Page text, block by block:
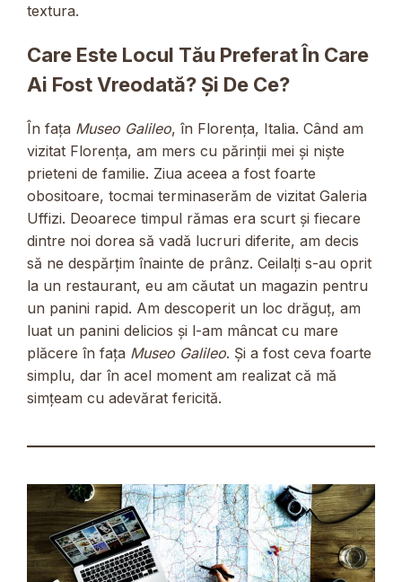
textura.
Care Este Locul Tău Preferat În Care
Ai Fost Vreodată? Și De Ce?
În fața Museo Galileo, în Florența, Italia. Când am
vizitat Florența, am mers cu părinții mei și niște
prieteni de familie. Ziua aceea a fost foarte
obositoare, tocmai terminaserăm de vizitat Galeria
Uffizi. Deoarece timpul rămas era scurt și fiecare
dintre noi dorea să vadă lucruri diferite, am decis
să ne despărțim înainte de prânz. Ceilalți s-au oprit
la un restaurant, eu am căutat un magazin pentru
un panini rapid. Am descoperit un loc drăguț, am
luat un panini delicios și l-am mâncat cu mare
plăcere în fața Museo Galileo. Și a fost ceva foarte
simplu, dar în acel moment am realizat că mă
simțeam cu adevărat fericită.